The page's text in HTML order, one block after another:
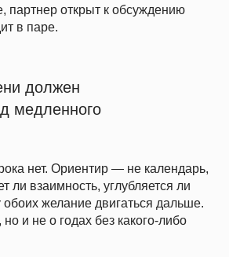
партнер открыт к обсуждению
в паре.
должен
медленного
нет. Ориентир — не календарь,
ли взаимность, углубляется ли
обоих желание двигаться дальше.
и не о годах без какого-либо